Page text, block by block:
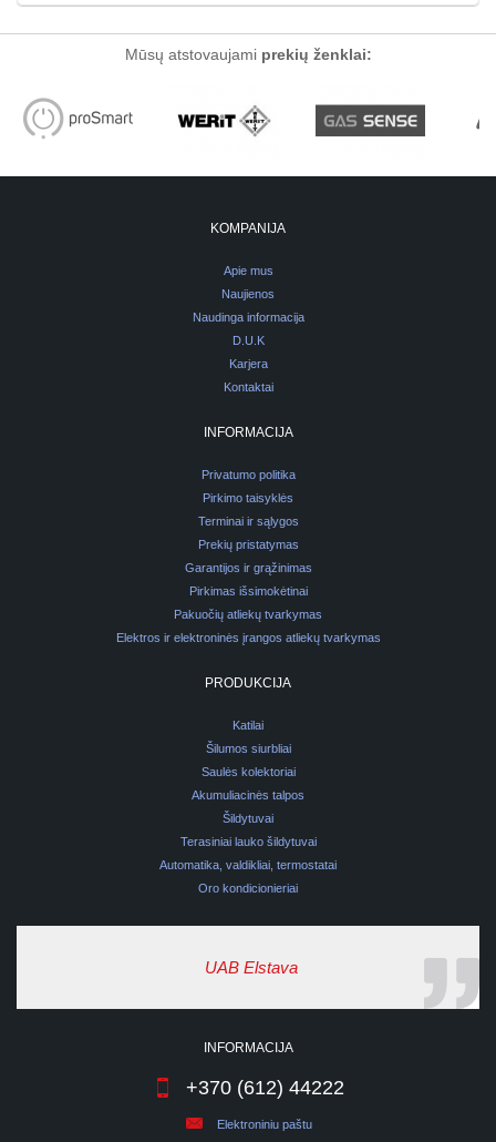
Mūsų atstovaujami prekių ženklai:
KOMPANIJA
Apie mus
Naujienos
Naudinga informacija
D.U.K
Karjera
Kontaktai
INFORMACIJA
Privatumo politika
Pirkimo taisyklės
Terminai ir sąlygos
Prekių pristatymas
Garantijos ir grąžinimas
Pirkimas išsimokėtinai
Pakuočių atliekų tvarkymas
Elektros ir elektroninės įrangos atliekų tvarkymas
PRODUKCIJA
Katilai
Šilumos siurbliai
Saulės kolektoriai
Akumuliacinės talpos
Šildytuvai
Terasiniai lauko šildytuvai
Automatika, valdikliai, termostatai
Oro kondicionieriai
UAB Elstava
INFORMACIJA
+370 (612) 44222
Elektroniniu paštu